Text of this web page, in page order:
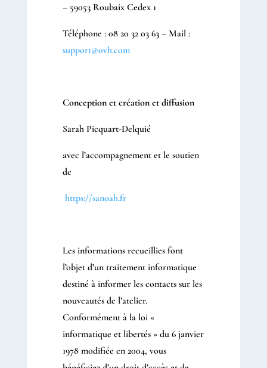
– 59053 Roubaix Cedex 1
Téléphone : 08 20 32 03 63 – Mail :
support@ovh.com
Conception et création et diffusion
Sarah Picquart-Delquié
avec l’accompagnement et le soutien
de
https://sanoah.fr
Les informations recueillies font
l’objet d’un traitement informatique
destiné à informer les contacts sur les
nouveautés de l’atelier.
Conformément à la loi «
informatique et libertés » du 6 janvier
1978 modifiée en 2004, vous